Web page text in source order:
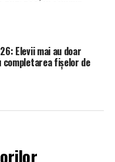
Elevii mai au doar
completarea fișelor de